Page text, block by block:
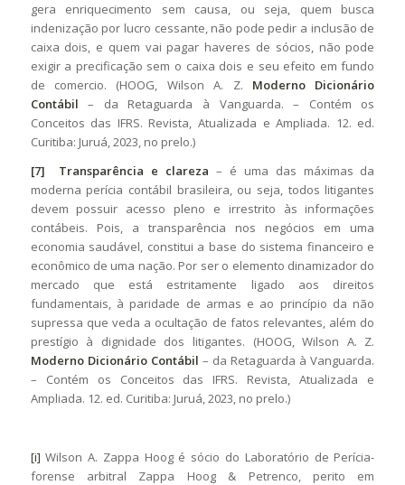
gera enriquecimento sem causa, ou seja, quem busca
indenização por lucro cessante, não pode pedir a inclusão de
caixa dois, e quem vai pagar haveres de sócios, não pode
exigir a precificação sem o caixa dois e seu efeito em fundo
de comercio. (HOOG, Wilson A. Z. Moderno Dicionário
Contábil – da Retaguarda à Vanguarda. – Contém os
Conceitos das IFRS. Revista, Atualizada e Ampliada. 12. ed.
Curitiba: Juruá, 2023, no prelo.)
[7]
Transparência e clareza – é uma das máximas da
moderna perícia contábil brasileira, ou seja, todos litigantes
devem possuir acesso pleno e irrestrito às informações
contábeis. Pois, a transparência nos negócios em uma
economia saudável, constitui a base do sistema financeiro e
econômico de uma nação. Por ser o elemento dinamizador do
mercado que está estritamente ligado aos direitos
fundamentais, à paridade de armas e ao princípio da não
supressa que veda a ocultação de fatos relevantes, além do
prestígio à dignidade dos litigantes. (HOOG, Wilson A. Z.
Moderno Dicionário Contábil – da Retaguarda à Vanguarda.
– Contém os Conceitos das IFRS. Revista, Atualizada e
Ampliada. 12. ed. Curitiba: Juruá, 2023, no prelo.)
[i] Wilson A. Zappa Hoog é sócio do Laboratório de Perícia-
forense arbitral Zappa Hoog & Petrenco, perito em